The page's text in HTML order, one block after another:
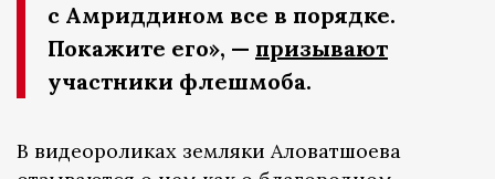
с Амриддином все в порядке.
Покажите его», — призывают
участники флешмоба.
В видеороликах земляки Аловатшоева